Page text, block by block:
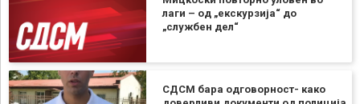
лаги – од „екскурзија“ до
„службен дел“
СДСМ бара одговорност- како